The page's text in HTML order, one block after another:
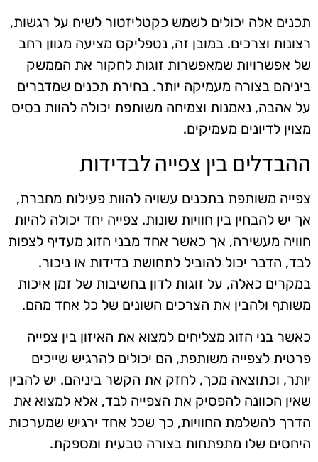
תכנים אלה יכולים לשמש כקטליזטור לשיח על רגשות,
רצונות וצרכים. במובן זה, נטפליקס מציעה מגוון רחב
של אפשרויות שמאפשרות זוגות לחקור את הממשק
ביניהם בצורה מעמיקה יותר. בחירת תכנים שמדברים
על אהבה, נאמנות וצמיחה משותפת יכולה להוות בסיס
מצוין לדיונים מעמיקים.
ההבדלים בין צפייה לבדידות
צפייה משותפת בתכנים עשויה להוות פעילות מחברת,
אך יש להבחין בין חוויות שונות. צפייה יחד יכולה להיות
חוויה מעשירה, אך כאשר אחד מבני הזוג מעדיף לצפות
לבד, הדבר יכול להוביל לתחושת בדידות או ניכור.
במקרים כאלה, על זוגות לדון בחשיבות של זמן איכות
משותף ולהבין את הצרכים השונים של כל אחד מהם.
כאשר בני הזוג מצליחים למצוא את האיזון בין צפייה
פרטית לצפייה משותפת, הם יכולים להרגיש שייכים
יותר, וכתוצאה מכך, לחזק את הקשר ביניהם. יש להבין
שאין הכוונה להפסיק את הצפייה לבד, אלא למצוא את
הדרך להשלמת החוויות, כך שכל אחד ירגיש שמערכות
היחסים שלו מתפתחות בצורה טבעית ומספקת.